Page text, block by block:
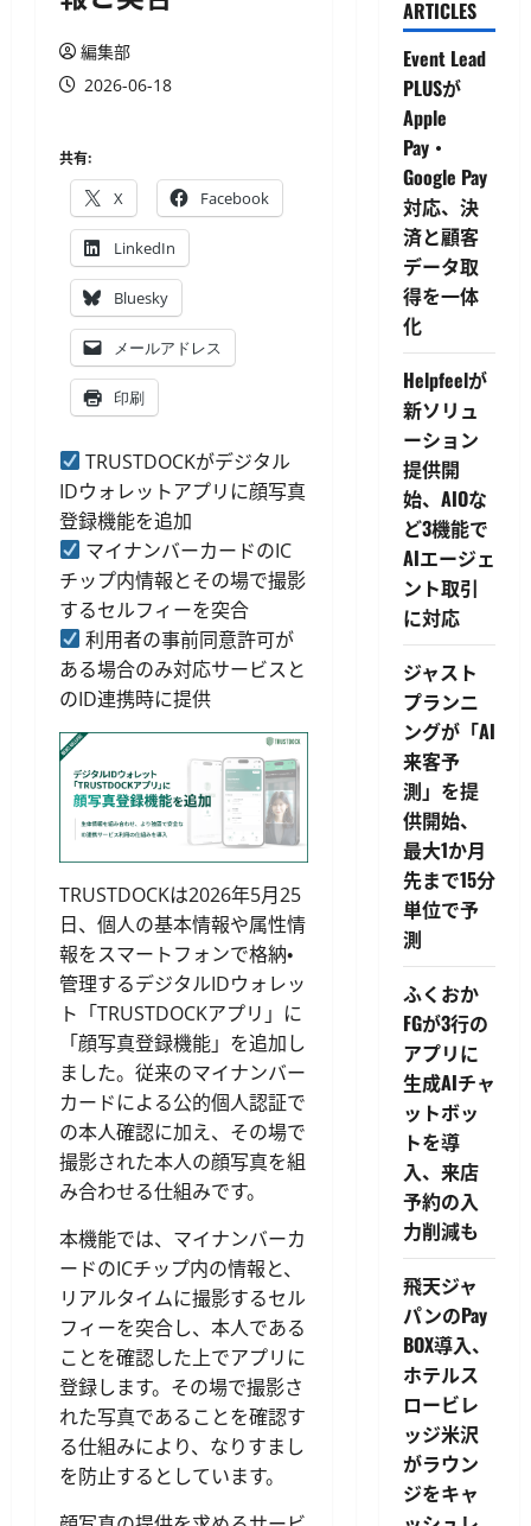
編集部
2026-06-18
共有:
X Facebook
LinkedIn
Bluesky
メールアドレス
印刷
TRUSTDOCKがデジタル
IDウォレットアプリに顔写真
登録機能を追加
マイナンバーカードのIC
チップ内情報とその場で撮影
するセルフィーを突合
利用者の事前同意許可が
ある場合のみ対応サービスと
のID連携時に提供
TRUSTDOCKは2026年5月25
日、個人の基本情報や属性情
報をスマートフォンで格納・
管理するデジタルIDウォレッ
ト「TRUSTDOCKアプリ」に
「顔写真登録機能」を追加し
ました。従来のマイナンバー
カードによる公的個人認証で
の本人確認に加え、その場で
撮影された本人の顔写真を組
み合わせる仕組みです。
本機能では、マイナンバーカ
ードのICチップ内の情報と、
リアルタイムに撮影するセル
フィーを突合し、本人である
ことを確認した上でアプリに
登録します。その場で撮影さ
れた写真であることを確認す
る仕組みにより、なりすまし
を防止するとしています。
ARTICLES
Event Lead
PLUSが
Apple
Pay・
Google Pay
対応、決
済と顧客
データ取
得を一体
化
Helpfeelが
新ソリュ
ーション
提供開
始、AIOな
ど3機能で
AIエージェ
ント取引
に対応
ジャスト
プランニ
ングが「AI
来客予
測」を提
供開始、
最大1か月
先まで15分
単位で予
測
ふくおか
FGが3行の
アプリに
生成AIチャ
ットボッ
トを導
入、来店
予約の入
力削減も
飛天ジャ
パンのPay
BOX導入、
ホテルス
ロービレ
ッジ米沢
がラウン
ジをキャ